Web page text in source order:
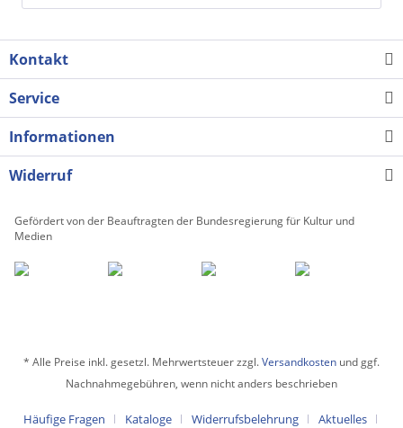
Kontakt
Service
Informationen
Widerruf
Gefördert von der Beauftragten der Bundesregierung für Kultur und
Medien
* Alle Preise inkl. gesetzl. Mehrwertsteuer zzgl.Versandkosten und ggf.
Nachnahmegebühren, wenn nicht anders beschrieben
Häufige Fragen Kataloge Widerrufsbelehrung Aktuelles